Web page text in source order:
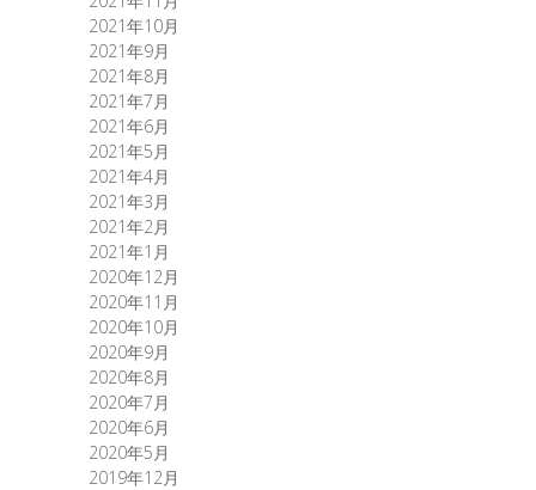
2021年10月
2021年9月
2021年8月
2021年7月
2021年6月
2021年5月
2021年4月
2021年3月
2021年2月
2021年1月
2020年12月
2020年11月
2020年10月
2020年9月
2020年8月
2020年7月
2020年6月
2020年5月
2019年12月